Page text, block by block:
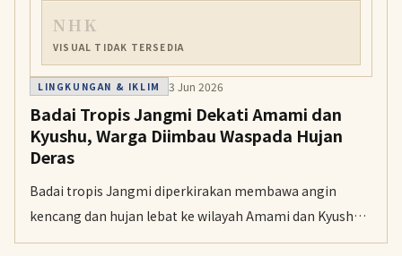
NHK
VISUAL TIDAK TERSEDIA
LINGKUNGAN & IKLIM 3 Jun 2026
Badai Tropis Jangmi Dekati Amami dan
Kyushu, Warga Diimbau Waspada Hujan
Deras
Badai tropis Jangmi diperkirakan membawa angin
kencang dan hujan lebat ke wilayah Amami dan Kyushu,
memicu pembatalan ratusan penerbangan serta